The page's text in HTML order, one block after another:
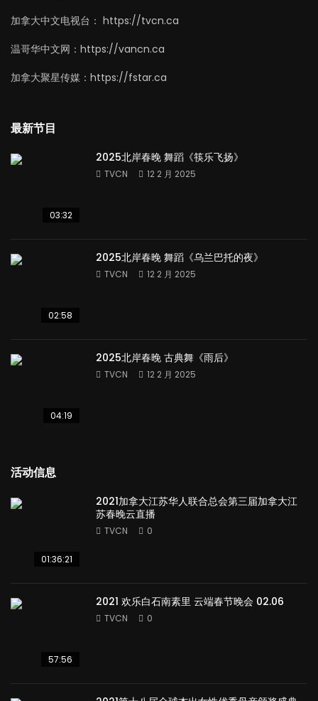
加拿大中文电视台： https://tvcn.ca
温哥华中文网：https://vancn.ca
加拿大聚星传媒：https://fstar.ca
最新节目
03:32
2025北岸春晚 舞蹈《筷乐飞扬》
TVCN 12 2 月 2025
02:58
2025北岸春晚 舞蹈《乌兰巴托的夜》
TVCN 12 2 月 2025
04:19
2025北岸春晚 古典舞《雨后》
TVCN 12 2 月 2025
活动信息
01:36:21
2021加拿大江苏华人联合总会第三届加拿大江
苏春晚云直播
TVCN 0
57:56
2021 欢乐白石南素里 云端春节晚会 02.06
TVCN 0